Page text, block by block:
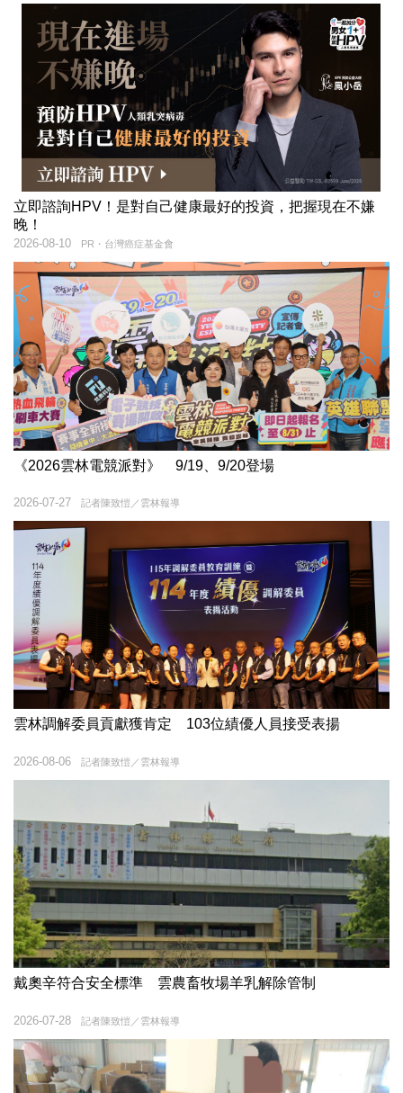
立即諮詢HPV！是對自己健康最好的投資，把握現在不嫌
晚！
PR・台灣癌症基金會
2026-08-10
《2026雲林電競派對》 9/19、9/20登場
記者陳致愷／雲林報導
2026-07-27
雲林調解委員貢獻獲肯定 103位績優人員接受表揚
記者陳致愷／雲林報導
2026-08-06
戴奧辛符合安全標準 雲農畜牧場羊乳解除管制
記者陳致愷／雲林報導
2026-07-28